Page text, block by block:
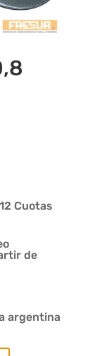
Cuotas
de
argentina